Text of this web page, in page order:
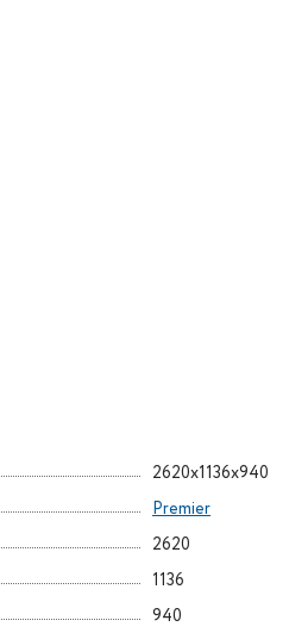
2620x1136x940
Premier
2620
1136
940